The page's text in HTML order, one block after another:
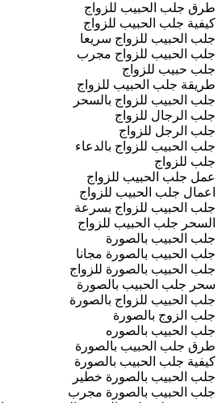
طرق جلب الحبيب للزواج
كيفية جلب الحبيب للزواج
جلب الحبيب للزواج سريعا
جلب الحبيب للزواج مجرب
جلب حبيب للزواج
طريقة جلب الحبيب للزواج
جلب الحبيب للزواج بالسحر
جلب الرجال للزواج
جلب الرجل للزواج
جلب الحبيب للزواج بالدعاء
جلب للزواج
عمل جلب الحبيب للزواج
اعمال جلب الحبيب للزواج
جلب الحبيب للزواج بسرعة
السحر جلب الحبيب للزواج
جلب الحبيب بالصورة
جلب الحبيب بالصورة مجانا
جلب الحبيب بالصورة للزواج
سحر جلب الحبيب بالصورة
جلب الحبيب للزواج بالصورة
جلب الزوج بالصورة
جلب الحبيب بالصوره
طرق جلب الحبيب بالصورة
كيفية جلب الحبيب بالصورة
جلب الحبيب بالصورة خطير
جلب الحبيب بالصورة مجرب